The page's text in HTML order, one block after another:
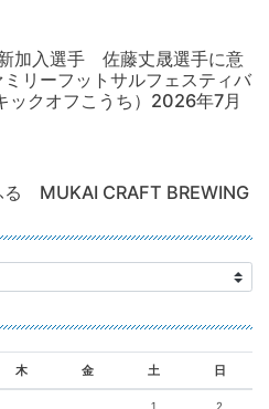
加入選手 佐藤丈晟選手に意
リーフットサルフェスティバ
ックオフこうち）2026年7月
る MUKAI CRAFT BREWING
木 金 土 日
1 2